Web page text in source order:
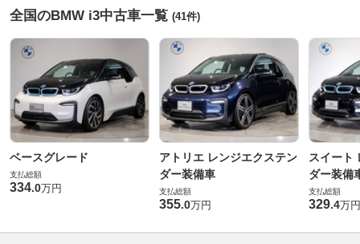
全国のBMW i3中古車一覧 (41件)
ベースグレード
支払総額
334.0万円
アトリエ レンジエクステン
ダー装備車
支払総額
355.0万円
スイート
ダー装備
支払総額
329.4万円